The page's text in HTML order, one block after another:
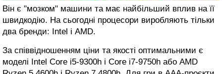
Він є "мозком" машини та має найбільший вплив на її
швидкодію. На сьогодні процесори виробляють тільки
два бренди: Intel і AMD.
За співвідношенням ціни та якості оптимальними є
моделі Intel Core i5-9300h і Core i7-9750h або AMD